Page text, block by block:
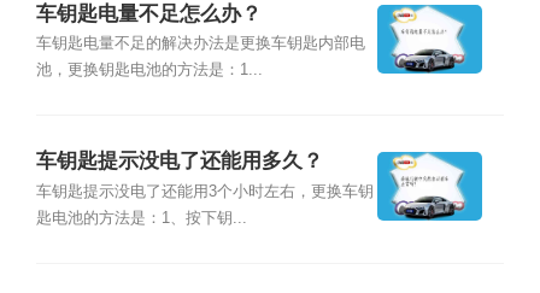
车钥匙电量不足怎么办？
车钥匙电量不足的解决办法是更换车钥匙内部电
池，更换钥匙电池的方法是：1...
车钥匙提示没电了还能用多久？
车钥匙提示没电了还能用3个小时左右，更换车钥
匙电池的方法是：1、按下钥...